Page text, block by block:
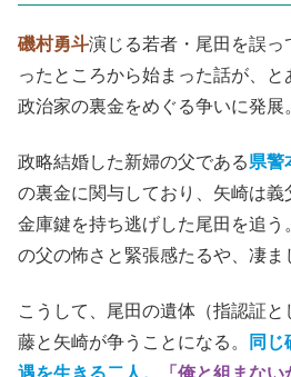
磯村勇斗演じる若者・尾田を誤っ
ったところから始まった話が、
政治家の裏金をめぐる争いに発展
政略結婚した新婦の父である県警
の裏金に関与しており、矢崎は
金庫鍵を持ち逃げした尾田を追う
の父の怖さ と 緊張感たるや、凄ま
こうして、尾田の遺体（指認証
藤と矢崎が争うことになる。
同じ